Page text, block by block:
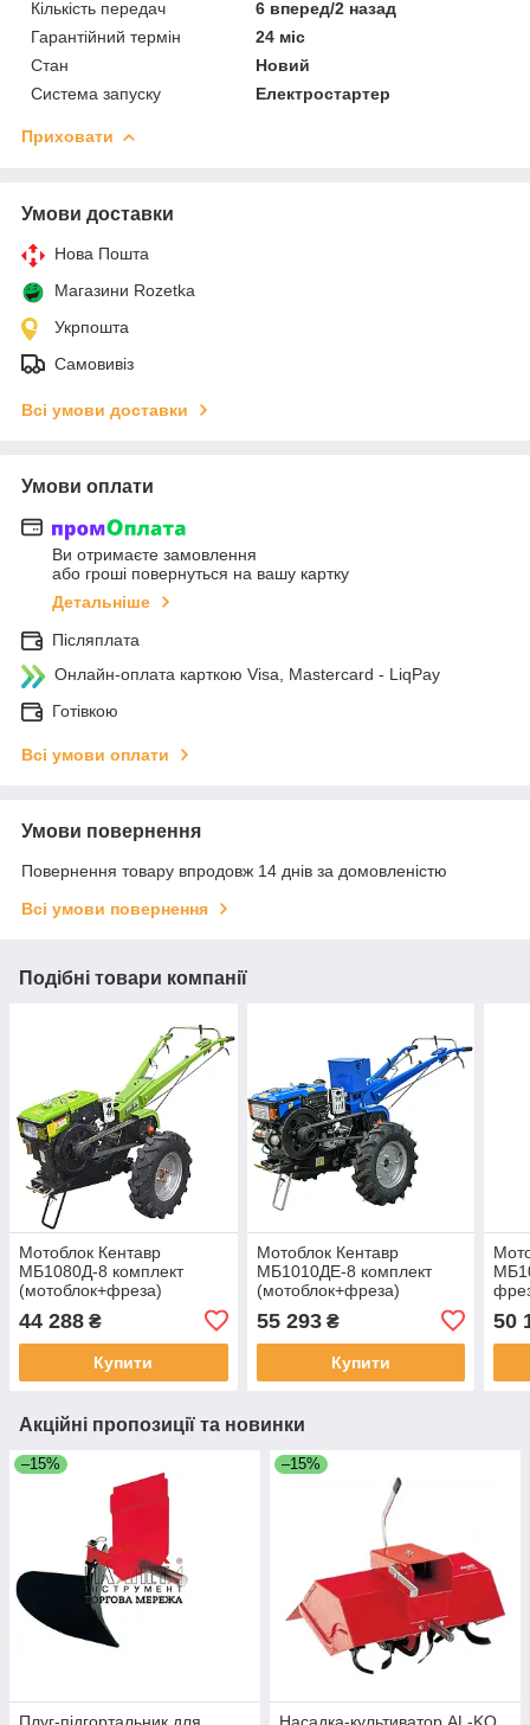
Кількість передач
6 вперед/2 назад
Гарантійний термін
24 міс
Стан
Новий
Система запуску
Електростартер
Приховати
Умови доставки
Нова Пошта
Магазини Rozetka
Укрпошта
Самовивіз
Всі умови доставки
Умови оплати
Ви отримаєте замовлення
або гроші повернуться на вашу картку
Детальніше
Післяплата
Онлайн-оплата карткою Visa, Mastercard - LiqPay
Готівкою
Всі умови оплати
Умови повернення
Повернення товару впродовж 14 днів за домовленістю
Всі умови повернення
Подібні товари компанії
Мотоблок Кентавр
МБ1080Д-8 комплект
(мотоблок+фреза)
44 288 ₴
Купити
Мотоблок Кентавр
МБ1010ДЕ-8 комплект
(мотоблок+фреза)
55 293₴
Купити
50
Акційні пропозиції та новинки
–15%
Плуг-підгортальник для
–15%
Насадка-культиватор AL-KO